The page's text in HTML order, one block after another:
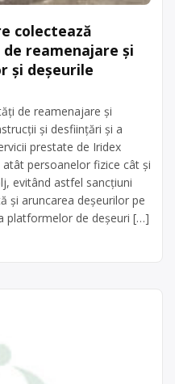
colectează
reamenajare şi
și deșeurile
de reamenajare şi
și desființări și a
prestate de Iridex
persoanelor fizice cât și
evitând astfel sancțiuni
și aruncarea deșeurilor pe
platformelor de deșeuri […]